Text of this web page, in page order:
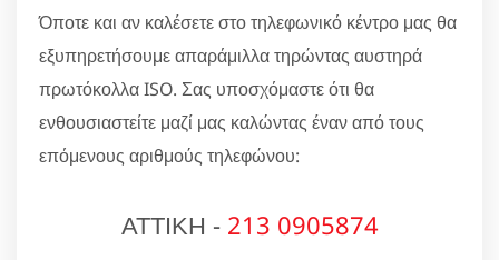
Όποτε και αν καλέσετε στο τηλεφωνικό κέντρο μας θα
εξυπηρετήσουμε απαράμιλλα τηρώντας αυστηρά
πρωτόκολλα ISO. Σας υποσχόμαστε ότι θα
ενθουσιαστείτε μαζί μας καλώντας έναν από τους
επόμενους αριθμούς τηλεφώνου:
ΑΤΤΙΚΗ - 213 0905874